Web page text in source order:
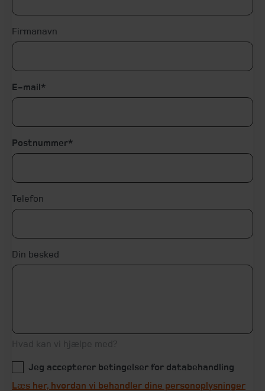
Firmanavn
E-mail
Postnummer
Telefon
Din besked
Hvad kan vi hjælpe med?
Jeg accepterer betingelser for databehandling
Læs her, hvordan vi behandler dine personoplysninger